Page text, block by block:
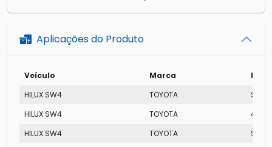
Aplicações do Produto
Veículo Marca
HILUX SW4
TOYOTA
SRV
HILUX SW4
TOYOTA
4.0
HILUX SW4
TOYOTA SR